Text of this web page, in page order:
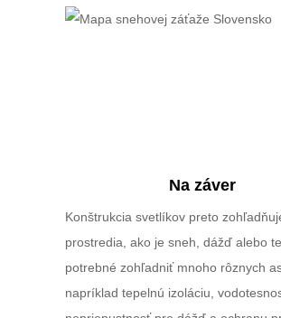
Na záver
Konštrukcia svetlíkov preto
prostredia, ako je sneh, dážď alebo
potrebné zohľadniť mnoho rôznych
napríklad tepelnú izoláciu,